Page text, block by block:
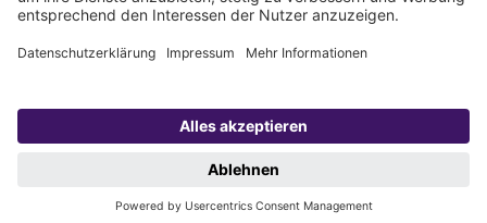
Copyright 1998-2026 KESSEL SE + Co. KG, Bahnhofstraße 31, 85101 Lenting,
Datenschutz Impressum